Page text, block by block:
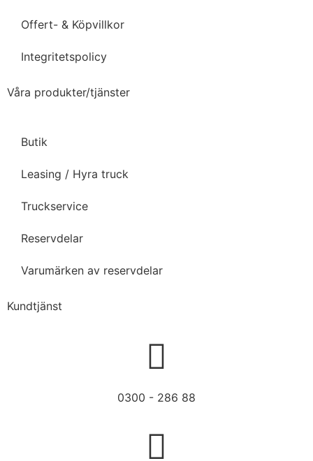
Offert- & Köpvillkor
Integritetspolicy
Våra produkter/tjänster
Butik
Leasing / Hyra truck
Truckservice
Reservdelar
Varumärken av reservdelar
Kundtjänst
0300 - 286 88